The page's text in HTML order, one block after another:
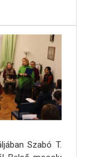
Szabó T.